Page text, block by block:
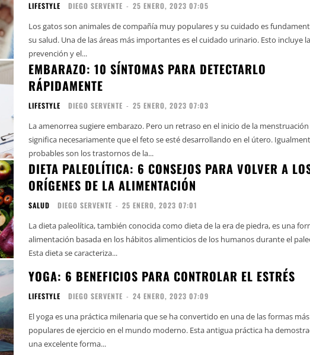
LIFESTYLE DIEGO SERVENTE - 25 ENERO, 2023 07:05
Los gatos son animales de compañía muy populares y su cuidado es
su salud. Una de las áreas más importantes es el cuidado urinario. Esto incluye la
prevención y el...
EMBARAZO: 10 SÍNTOMAS PARA DETECTARLO
RÁPIDAMENTE
LIFESTYLE DIEGO SERVENTE - 25 ENERO, 2023 07:03
La amenorrea sugiere embarazo. Pero un retraso en el inicio de la
significa necesariamente que el feto se esté desarrollando en el útero.
probables son los trastornos de la...
DIETA PALEOLÍTICA: 6 CONSEJOS PARA VOLVER A
ORÍGENES DE LA ALIMENTACIÓN
SALUD DIEGO SERVENTE - 25 ENERO, 2023 07:01
La dieta paleolítica, también conocida como dieta de la era de piedra, es una
alimentación basada en los hábitos alimenticios de los humanos durante el
Esta dieta se caracteriza...
YOGA: 6 BENEFICIOS PARA CONTROLAR EL ESTRÉS
LIFESTYLE DIEGO SERVENTE - 24 ENERO, 2023 07:09
El yoga es una práctica milenaria que se ha convertido en una de las formas más
populares de ejercicio en el mundo moderno. Esta antigua práctica ha
una excelente forma...